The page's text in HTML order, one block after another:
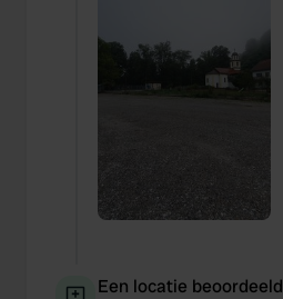
Een locatie beoordeeld